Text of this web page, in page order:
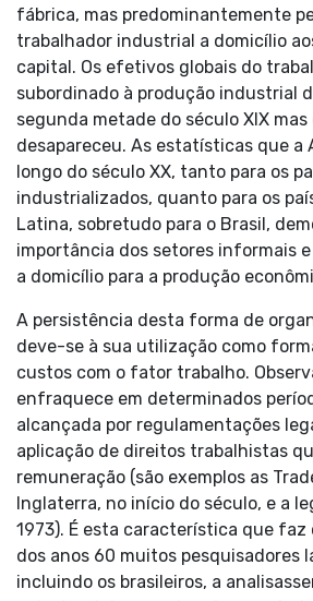
fábrica, mas predominantemente
trabalhador industrial a domicílio
capital. Os efetivos globais do
subordinado à produção industrial
segunda metade do século XIX
desapareceu. As estatísticas que a
longo do século XX, tanto para os
industrializados, quanto para os
Latina, sobretudo para o Brasil,
importância dos setores informais
a domicílio para a produção
A persistência desta forma de
deve-se à sua utilização como
custos com o fator trabalho.
enfraquece em determinados
alcançada por regulamentações
aplicação de direitos trabalhistas
remuneração (são exemplos as
Inglaterra, no início do século, e a
1973). É esta característica que faz
dos anos 60 muitos pesquisadores
incluindo os brasileiros, a